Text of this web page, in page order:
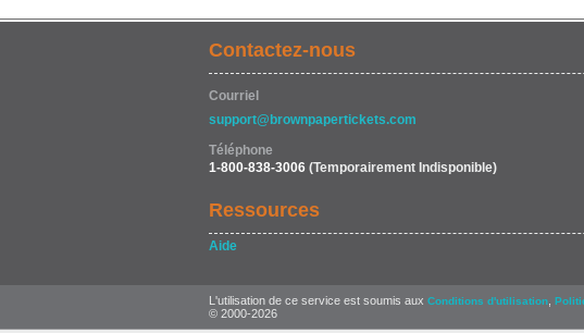
Contactez-nous
Courriel
support@brownpapertickets.com
Téléphone
1-800-838-3006 (Temporairement Indisponible)
Ressources
Aide
L'utilisation de ce service est soumis aux Conditions d'utilisation
© 2000-2026